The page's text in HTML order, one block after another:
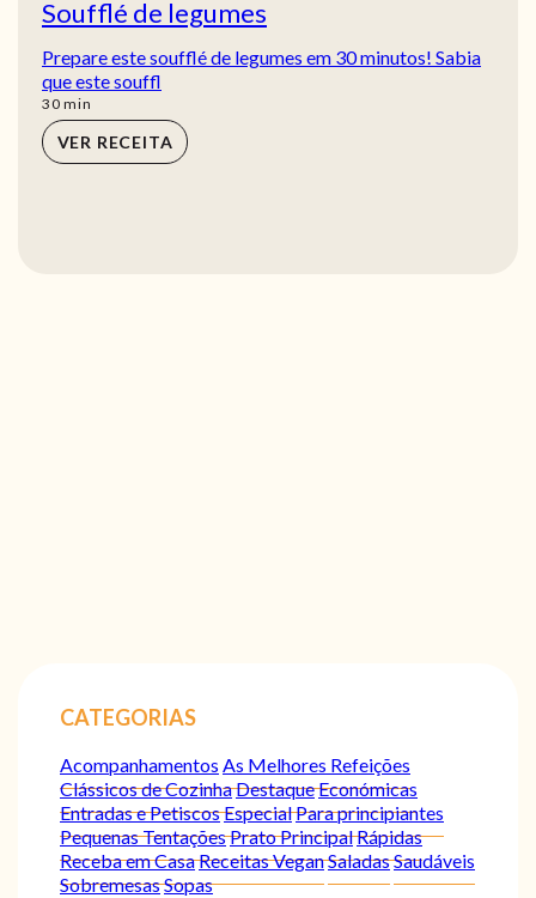
Soufflé de legumes
Prepare este soufflé de legumes em 30 minutos! Sabia
que este souffl
30min
min
VER RECEITA
CATEGORIAS
Acompanhamentos As Melhores Refeições
Clássicos de CozinhaDestaqueEconómicas
Entradas e PetiscosEspecialPara principiantes
Pequenas TentaçõesPrato PrincipalRápidas
Receba em CasaReceitas VeganSaladasSaudáveis
SobremesasSopas